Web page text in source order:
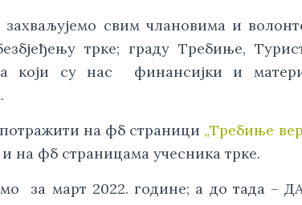
свим члановима и
трке; граду Требиње,
који су нас финансијки и
на фб страници „Требиње
и на фб страницама учесника трке.
за март 2022. године; а до тада –